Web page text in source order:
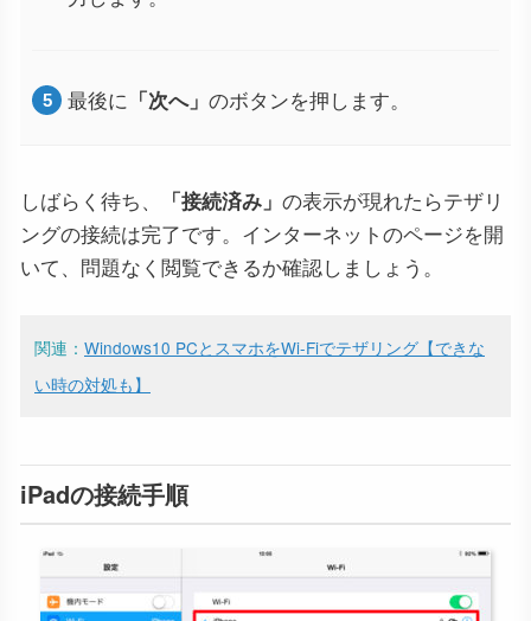
最後に 「次へ」 のボタンを押します。
しばらく待ち、 「接続済み」 の表示が現れたらテザリ
ングの接続は完了です。インターネットのページを開
いて、問題なく閲覧できるか確認しましょう。
関連： Windows10 PCとスマホをWi-Fiでテザリング【できな
い時の対処も】
iPadの接続手順